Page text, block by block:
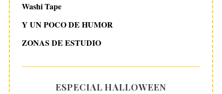
Washi Tape
Y UN POCO DE HUMOR
ZONAS DE ESTUDIO
ESPECIAL HALLOWEEN